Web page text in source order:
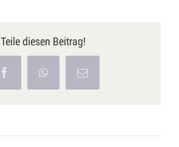
Teile diesen Beitrag!
FacebookWhatsApp
E-
Mail